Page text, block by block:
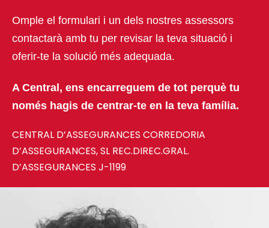
Omple el formulari i un dels nostres assessors
contactarà amb tu per revisar la teva situació i
oferir-te la solució més adequada.
A Central, ens encarreguem de tot perquè tu
només hagis de centrar-te en la teva família.
CENTRAL D’ASSEGURANCES CORREDORIA
D’ASSEGURANCES, SL REC.DIREC.GRAL.
D’ASSEGURANCES J-1199